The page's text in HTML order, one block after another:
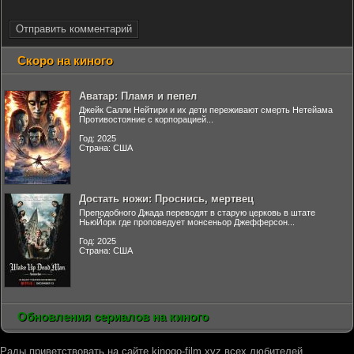
Отправить комментарий
Скоро на киного
Аватар: Пламя и пепел
Джейк Салли Нейтири и их дети переживают смерть Нетейама
Противостояние с корпорацией...
Год: 2025
Страна: США
Достать ножи: Проснись, мертвец
Преподобного Джада переводят в старую церковь в штате
НьюЙорк где проповедует монсеньор Джефферсон...
Год: 2025
Страна: США
Обновления сериалов на киного
Рады приветствовать на сайте kinogo-film.xyz всех любителей